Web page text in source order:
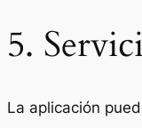
5.
La aplicación